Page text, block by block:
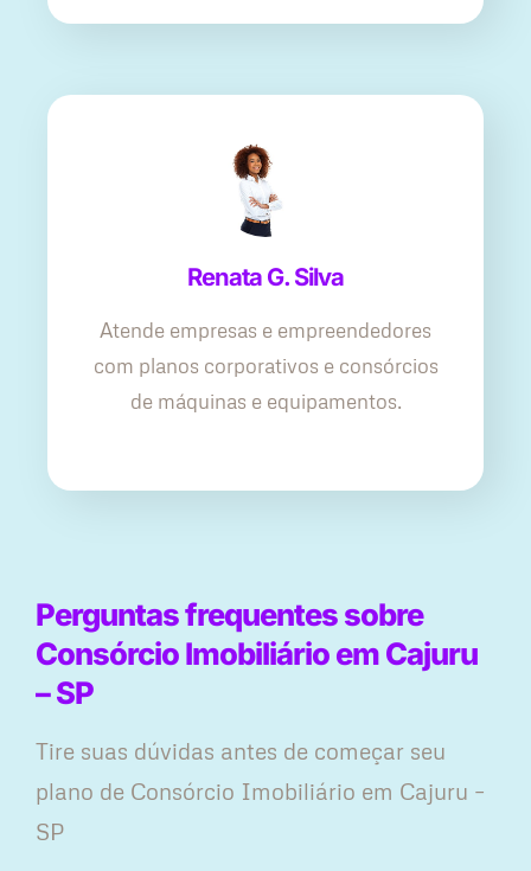
Renata G. Silva
Atende empresas e empreendedores
com planos corporativos e consórcios
de máquinas e equipamentos.
Perguntas frequentes sobre
Consórcio Imobiliário em Cajuru
– SP
Tire suas dúvidas antes de começar seu
plano ​de Consórcio Imobiliário em Cajuru –
SP